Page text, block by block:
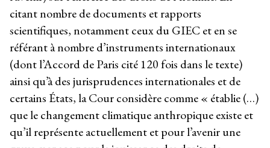
citant nombre de documents et rapports
scientifiques, notamment ceux du GIEC et en se
référant à nombre d’instruments internationaux
(dont l’Accord de Paris cité 120 fois dans le texte)
ainsi qu’à des jurisprudences internationales et de
certains États, la Cour considère comme « établie (…)
que le changement climatique anthropique existe et
qu’il représente actuellement et pour l’avenir une